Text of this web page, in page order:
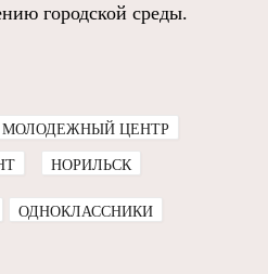
городской среды.
МОЛОДЕЖНЫЙ ЦЕНТР
НОРИЛЬСК
ОДНОКЛАССНИКИ